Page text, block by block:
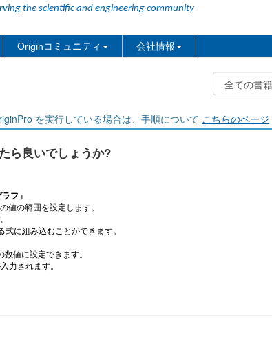
the scientific and engineering community
Originコミュニティ 会社情報
を実行している場合は、手順について こちらのページ
ら良いでしょうか?
フ」
値の範囲を設定します。
に組み込むことができます。
値に設定できます。
力されます。